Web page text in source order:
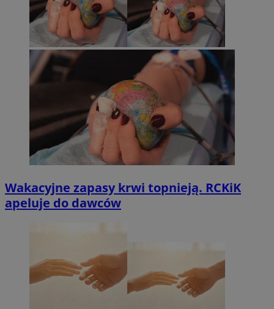
Wakacyjne zapasy krwi topnieją. RCKiK
apeluje do dawców